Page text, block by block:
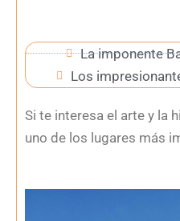
La imponente
Los
Si te interesa el arte y la
uno de los lugares más